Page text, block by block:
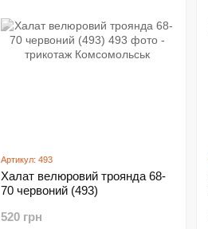
Артикул: 493
Халат велюровий троянда 68-
70 червоний (493)
520 грн